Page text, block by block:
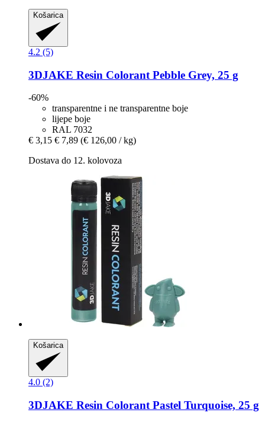
Košarica
4.2 (5)
3DJAKE Resin Colorant Pebble Grey, 25 g
-60%
transparentne i ne transparentne boje
lijepe boje
RAL 7032
€ 3,15 € 7,89 (€ 126,00 / kg)
Dostava do 12. kolovoza
Košarica
4.0 (2)
3DJAKE Resin Colorant Pastel Turquoise, 25 g